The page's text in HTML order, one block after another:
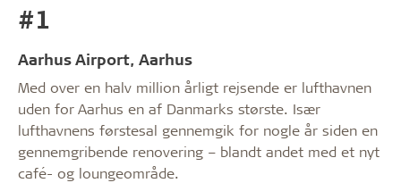
#1
Aarhus Airport, Aarhus
Med over en halv million årligt rejsende er lufthavnen
uden for Aarhus en af Danmarks største. Især
lufthavnens førstesal gennemgik for nogle år siden en
gennemgribende renovering – blandt andet med et nyt
café- og loungeområde.